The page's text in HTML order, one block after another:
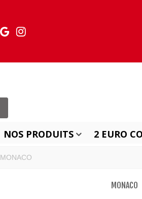
NOS PRODUITS 2 EURO
MONACO
MONACO